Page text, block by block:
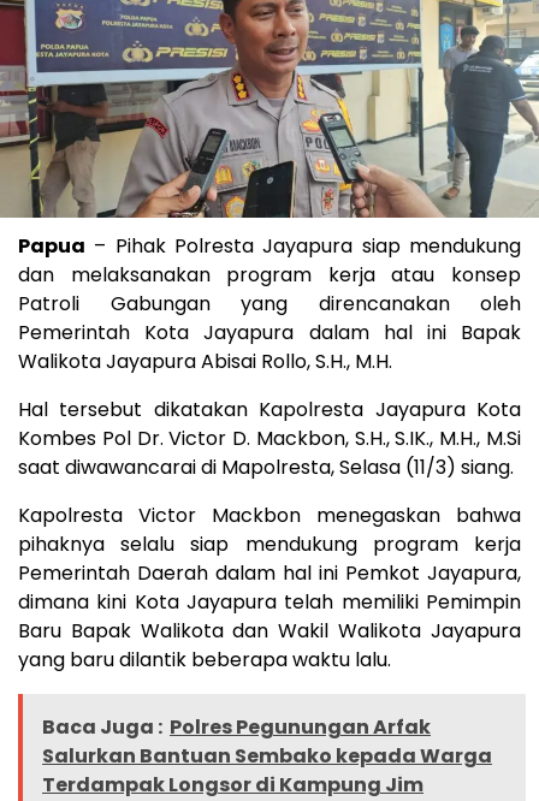
Papua – Pihak Polresta Jayapura siap mendukung
dan melaksanakan program kerja atau konsep
Patroli Gabungan yang direncanakan oleh
Pemerintah Kota Jayapura dalam hal ini Bapak
Walikota Jayapura Abisai Rollo, S.H., M.H.
Hal tersebut dikatakan Kapolresta Jayapura Kota
Kombes Pol Dr. Victor D. Mackbon, S.H., S.IK., M.H., M.Si
saat diwawancarai di Mapolresta, Selasa (11/3) siang.
Kapolresta Victor Mackbon menegaskan bahwa
pihaknya selalu siap mendukung program kerja
Pemerintah Daerah dalam hal ini Pemkot Jayapura,
dimana kini Kota Jayapura telah memiliki Pemimpin
Baru Bapak Walikota dan Wakil Walikota Jayapura
yang baru dilantik beberapa waktu lalu.
Baca Juga : Polres Pegunungan Arfak
Salurkan Bantuan Sembako kepada Warga
Terdampak Longsor di Kampung Jim